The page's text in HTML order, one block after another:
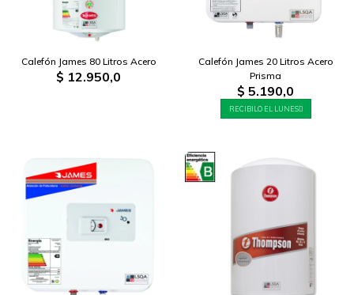
Calefón James 80 Litros Acero
$ 12.950,0
Calefón James 20 Litros Acero
Prisma
$ 5.190,0
RECIBILO EL LUNES